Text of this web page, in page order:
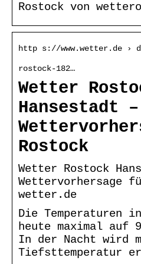
Rostock von
http s://www.wetter.de ›
rostock-182…
Wetter
Hansestadt –
Rostock
Wetter Rostock
Wettervorhersage
wetter.de
Die Temperaturen
heute maximal auf
In der Nacht wird
Tiefsttemperatur